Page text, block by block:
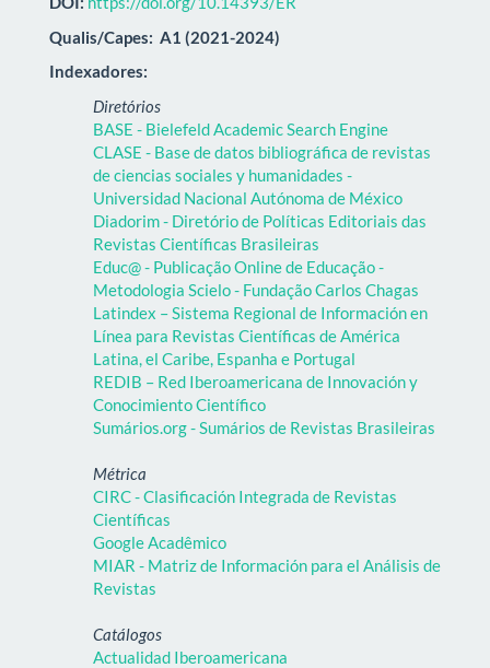
Qualis/Capes: A1 (2021-2024)
Indexadores:
Diretórios
BASE - Bielefeld Academic Search Engine
CLASE - Base de datos bibliográfica de revistas
de ciencias sociales y humanidades -
Universidad Nacional Autónoma de México
Diadorim - Diretório de Políticas Editoriais das
Revistas Científicas Brasileiras
Educ@ - Publicação Online de Educação -
Metodologia Scielo - Fundação Carlos Chagas
Latindex – Sistema Regional de Información en
Línea para Revistas Científicas de América
Latina, el Caribe, Espanha e Portugal
REDIB – Red Iberoamericana de Innovación y
Conocimiento Científico
Sumários.org - Sumários de Revistas Brasileiras
Métrica
CIRC - Clasificación Integrada de Revistas
Científicas
Google Acadêmico
MIAR - Matriz de Información para el Análisis de
Revistas
Catálogos
Actualidad Iberoamericana